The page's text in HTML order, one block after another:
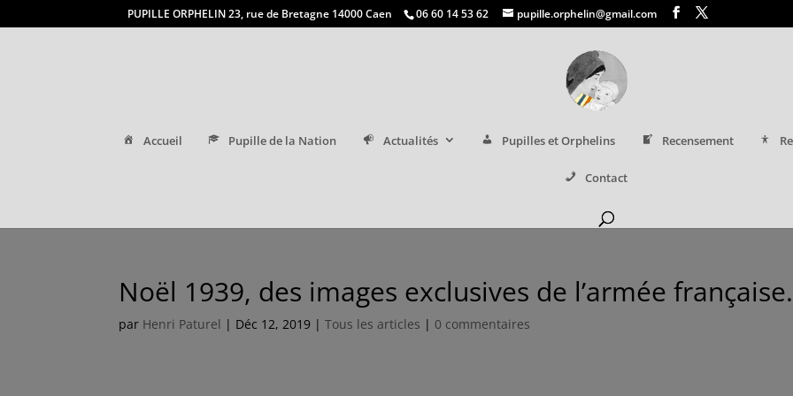
PUPILLE ORPHELIN 23, rue de Bretagne 14000 Caen 06 60 14 53 62 pupille.orphelin@gmail.com
Accueil Pupille de la Nation Actualités Pupilles et Orphelins Recensement
Contact
Noël 1939, des images exclusives de l’armée française.
par Henri Paturel | Déc 12, 2019 |Tous les articles | 0 commentaires